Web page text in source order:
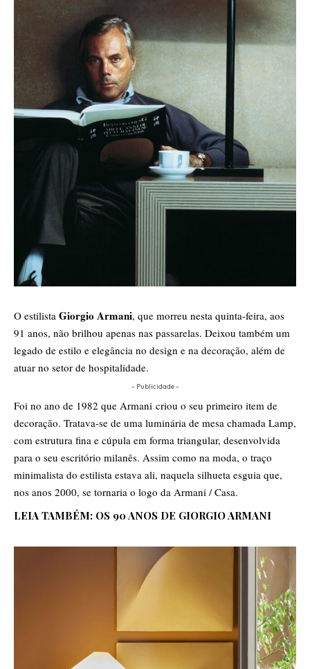
O estilista Giorgio Armani, que morreu nesta quinta-feira, aos
91 anos, não brilhou apenas nas passarelas. Deixou também um
legado de estilo e elegância no design e na decoração, além de
atuar no setor de hospitalidade.
- Publicidade -
Foi no ano de 1982 que Armani criou o seu primeiro item de
decoração. Tratava-se de uma luminária de mesa chamada Lamp,
com estrutura fina e cúpula em forma triangular, desenvolvida
para o seu escritório milanês. Assim como na moda, o traço
minimalista do estilista estava ali, naquela silhueta esguia que,
nos anos 2000, se tornaria o logo da Armani / Casa.
LEIA TAMBÉM: OS 90 ANOS DE GIORGIO ARMANI